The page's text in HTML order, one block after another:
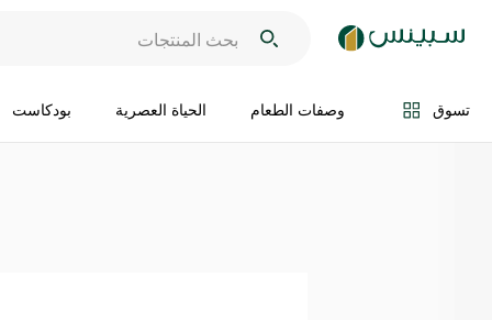
تسوق وصفات الطعام الحياة العصرية بودكاست
اضف الى السلة